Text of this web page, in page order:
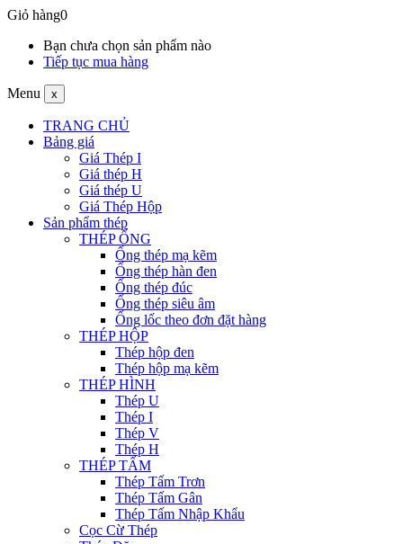
Giỏ hàng0
Bạn chưa chọn sản phẩm nào
Tiếp tục mua hàng
Menu x
TRANG CHỦ
Bảng giá
Giá Thép I
Giá thép H
Giá thép U
Giá Thép Hộp
Sản phẩm thép
THÉP ỐNG
Ống thép mạ kẽm
Ống thép hàn đen
Ống thép đúc
Ống thép siêu âm
Ống lốc theo đơn đặt hàng
THÉP HỘP
Thép hộp đen
Thép hộp mạ kẽm
THÉP HÌNH
Thép U
Thép I
Thép V
Thép H
THÉP TẤM
Thép Tấm Trơn
Thép Tấm Gân
Thép Tấm Nhập Khẩu
Cọc Cừ Thép